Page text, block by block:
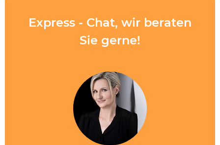
Express - Chat, wir beraten
Sie gerne!